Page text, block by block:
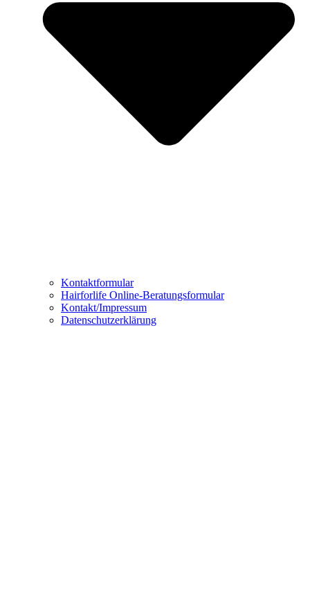
Kontaktformular
Hairforlife Online-Beratungsformular
Kontakt/Impressum
Datenschutzerklärung